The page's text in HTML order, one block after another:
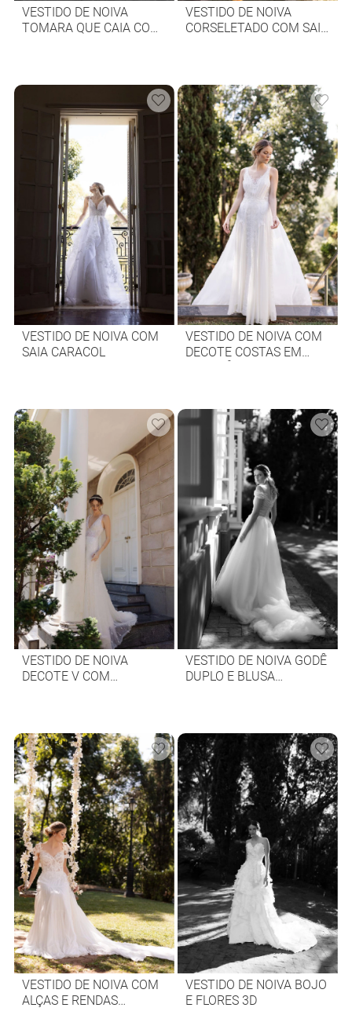
VESTIDO DE NOIVA
TOMARA QUE CAIA COM
VESTIDO DE NOIVA
CORSELETADO COM SAIA
VESTIDO DE NOIVA COM
SAIA CARACOL
VESTIDO DE NOIVA COM
DECOTE COSTAS EM
VESTIDO DE NOIVA
DECOTE V COM
VESTIDO DE NOIVA GODÊ
DUPLO E BLUSA
VESTIDO DE NOIVA COM
ALÇAS E RENDAS
VESTIDO DE NOIVA BOJO
E FLORES 3D